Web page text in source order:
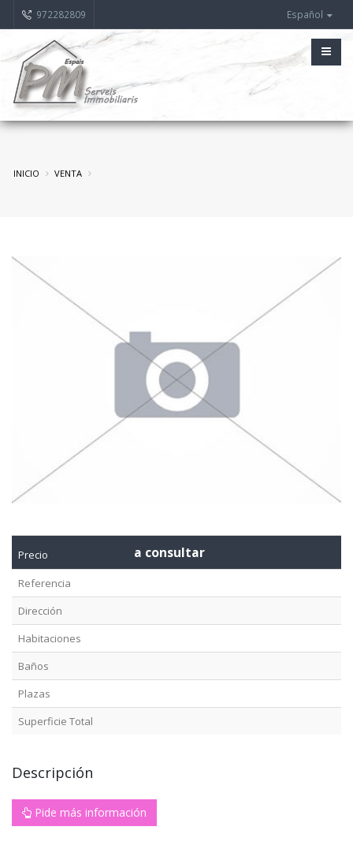
972282809 Español
INICIO VENTA
Precio a consultar
Referencia
Dirección
Habitaciones
Baños
Plazas
Superficie Total
Descripción
Pide más información